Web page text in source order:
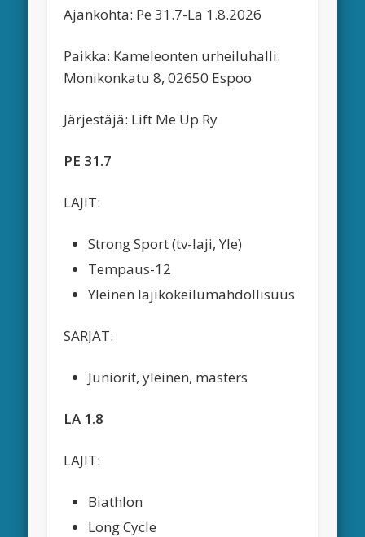
Ajankohta: Pe 31.7-La 1.8.2026
Paikka: Kameleonten urheiluhalli.
Monikonkatu 8, 02650 Espoo
Järjestäjä: Lift Me Up Ry
PE 31.7
LAJIT:
Strong Sport (tv-laji, Yle)
Tempaus-12
Yleinen lajikokeilumahdollisuus
SARJAT:
Juniorit, yleinen, masters
LA 1.8
LAJIT:
Biathlon
Long Cycle